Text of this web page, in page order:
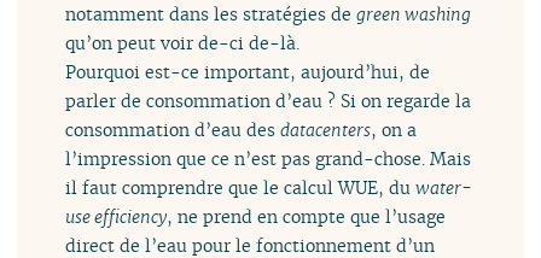
notamment dans les stratégies degreen washing
qu’on peut voir de-ci de-là.
Pourquoi est-ce important, aujourd’hui, de
parler de consommation d’eau ? Si on regarde la
consommation d’eau desdatacenters, on a
l’impression que ce n’est pas grand-chose. Mais
il faut comprendre que le calcul WUE, duwater-
use efficiency, ne prend en compte que l’usage
direct de l’eau pour le fonctionnement d’un